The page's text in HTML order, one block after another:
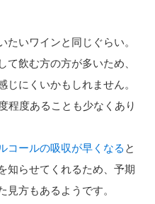
たいワインと同じぐらい。
飲む方の方が多いため、
じにくいかもしれません。
程度あることも少なくあり
コールの吸収が早くなる と
知らせてくれるため、予期
方もあるようです。